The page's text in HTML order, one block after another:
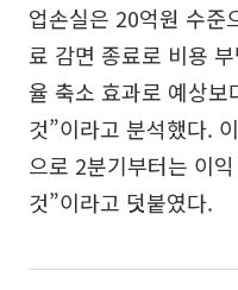
업손실은 20억원 수준
료 감면 종료로 비용
율 축소 효과로 예상
것”이라고 분석했다.
으로 2분기부터는 이
것”이라고 덧붙였다.